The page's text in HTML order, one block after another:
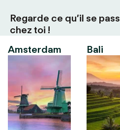
Regarde ce qu’il se
chez toi !
Amsterdam
Bali